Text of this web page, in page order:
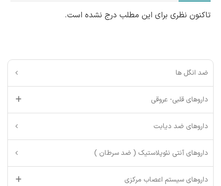
تاکنون نظری برای این مطلب درج نشده است.
ضد انگل ها
داروهای قلبی- عروقی
داروهای ضد دیابت
داروهای آنتی نئوپلاستیک ( ضد سرطان )
داروهای سیستم اعصاب مرکزی